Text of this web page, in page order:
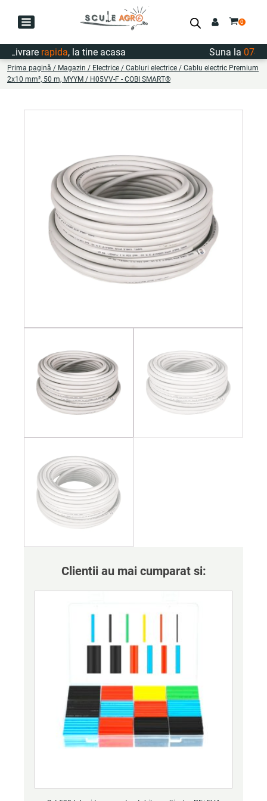
rapida, la tine acasa Suna la
Prima pagină / Magazin / Electrice / Cabluri electrice / Cablu electric Premium
2x10 mm², 50 m, MYYM / H05VV-F - COBI SMART®
Clientii au mai cumparat si: